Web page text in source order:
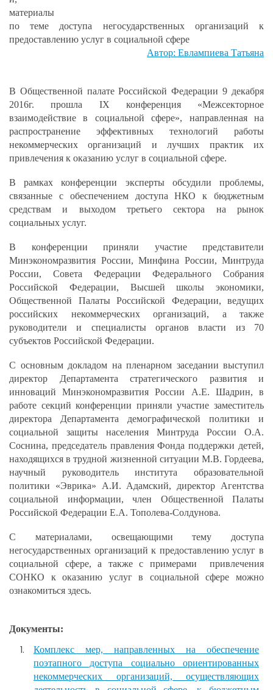
материалы
по теме доступа негосударственных организаций к
предоставлению услуг в социальной сфере
Автор: Евлампиева Татьяна
В Общественной палате Российской Федерации 9 декабря
2016г. прошла IX конференция «Межсекторное
взаимодействие в социальной сфере», направленная на
распространение эффективных технологий работы
некоммерческих организаций и лучших практик их
привлечения к оказанию услуг в социальной сфере.
В рамках конференции эксперты обсудили проблемы,
связанные с обеспечением доступа НКО к бюджетным
средствам и выходом третьего сектора на рынок
социальных услуг.
В конференции приняли участие представители
Минэкономразвития России, Минфина России, Минтруда
России, Совета Федерации Федерального Собрания
Российской Федерации, Высшей школы экономики,
Общественной Палаты Российской Федерации, ведущих
российских некоммерческих организаций, а также
руководители и специалисты органов власти из 70
субъектов Российской Федерации.
С основным докладом на пленарном заседании выступил
директор Департамента стратегического развития и
инноваций Минэкономразвития России А.Е. Шадрин, в
работе секций конференции приняли участие заместитель
директора Департамента демографической политики и
социальной защиты населения Минтруда России О.А.
Соснина, председатель правления Фонда поддержки детей,
находящихся в трудной жизненной ситуации М.В. Гордеева,
научный руководитель института образовательной
политики «Эврика» А.И. Адамский, директор Агентства
социальной информации, член Общественной Палаты
Российской Федерации Е.А. Тополева-Солдунова.
С материалами, освещающими тему доступа
негосударственных организаций к предоставлению услуг в
социальной сфере, а также с примерами привлечения
СОНКО к оказанию услуг в социальной сфере можно
ознакомиться здесь.
Документы:
Комплекс мер, направленных на обеспечение
поэтапного доступа социально ориентированных
некоммерческих организаций, осуществляющих